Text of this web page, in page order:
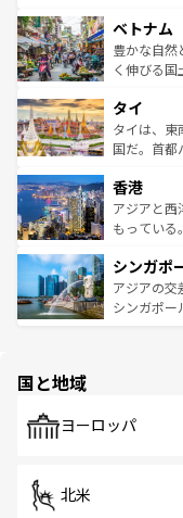
参照してほ
容にもいい
照してほし
き、地方に
できる。そ
まで、さ
リティに包
覧を参照し
ベトナム
豊かな自然
く伸びる
急速な発展
ーチミン市
醸し出して
とつ。フォ
ひ現地で味
が旅行者を
参照してほ
タイ
タイは、東
国だ。首都
の活気が交
帯で自然と
いビーチで
激する。気
が待ってい
た文化、そ
香港
アジアと西
もっている
み、どこを
ており、効
うな絶景か
シンガポ
アジアの交
シンガポー
で、ホーカ
国と地域
ヨーロッパ
北米